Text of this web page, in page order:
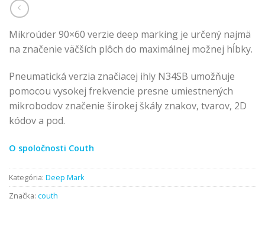
Mikroúder 90×60 verzie deep marking je určený najmä
na značenie väčších plôch do maximálnej možnej hĺbky.
Pneumatická verzia značiacej ihly N34SB umožňuje
pomocou vysokej frekvencie presne umiestnených
mikrobodov značenie širokej škály znakov, tvarov, 2D
kódov a pod.
O spoločnosti Couth
Kategória: Deep Mark
Značka: couth